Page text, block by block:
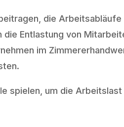
die
Entlastung von
im
spielen, um die